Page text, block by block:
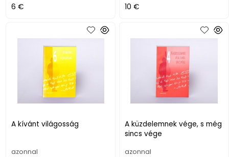
6 € 10 €
A kívánt világosság
azonnal
A küzdelemnek vége, s még
sincs vége
azonnal